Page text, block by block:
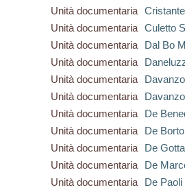
Unità documentaria
Unità documentaria
Culetto
Unità documentaria
Dal Bo
Unità documentaria
Unità documentaria
Unità documentaria
Unità documentaria
De
Unità documentaria
De
Unità documentaria
De
Unità documentaria
De
Unità documentaria
De